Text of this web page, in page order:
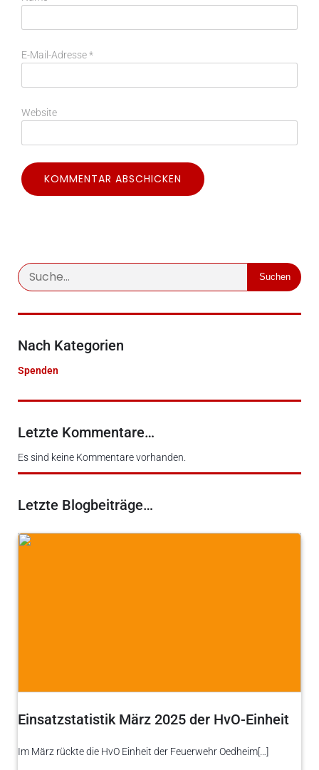
E-Mail-Adresse*
Website
Suchen
Nach Kategorien
Spenden
Letzte Kommentare…
Es sind keine Kommentare vorhanden.
Letzte Blogbeiträge…
Einsatzstatistik März 2025 der HvO-Einheit
Im März rückte die HvO Einheit der Feuerwehr Oedheim[…]